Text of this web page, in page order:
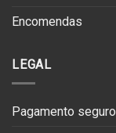
Encomendas
LEGAL
Pagamento seguro